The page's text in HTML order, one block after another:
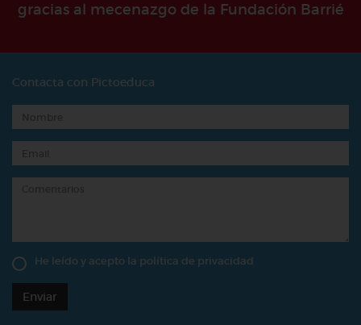
gracias al mecenazgo de la Fundación Barrié
Contacta con Pictoeduca
He leído y acepto la política de privacidad
Enviar